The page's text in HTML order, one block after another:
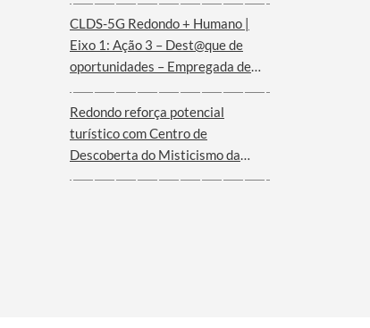
CLDS-5G Redondo + Humano |
Eixo 1: Ação 3 – Dest@que de
oportunidades – Empregada de
Paulo – Serra d´Ossa)
Redondo reforça potencial
turístico com Centro de
Descoberta do Misticismo da
Serra d´Ossa